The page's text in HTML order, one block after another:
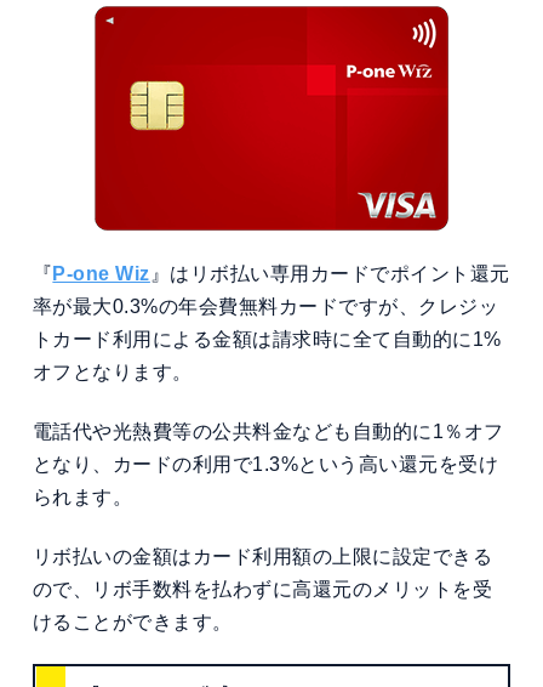
『 P-one Wiz 』はリボ払い専用カードでポイント還元
率が最大0.3%の年会費無料カードですが、クレジッ
トカード利用による金額は請求時に全て自動的に1%
オフとなります。
電話代や光熱費等の公共料金なども自動的に1％オフ
となり、カードの利用で1.3%という高い還元を受け
られます。
リボ払いの金額はカード利用額の上限に設定できる
ので、リボ手数料を払わずに高還元のメリットを受
けることができます。